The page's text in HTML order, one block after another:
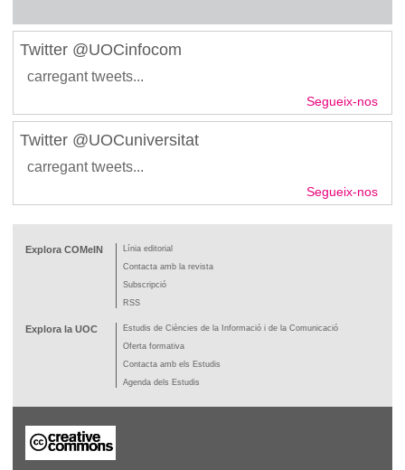
Twitter @UOCinfocom
carregant tweets...
Segueix-nos
Twitter @UOCuniversitat
carregant tweets...
Segueix-nos
Explora COMeIN
Línia editorial
Contacta amb la revista
Subscripció
RSS
Explora la UOC
Estudis de Ciències de la Informació i de la Comunicació
Oferta formativa
Contacta amb els Estudis
Agenda dels Estudis